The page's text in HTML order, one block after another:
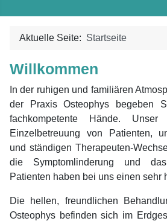
Aktuelle Seite: Startseite
Willkommen
In der ruhigen und familiären
der Praxis Osteophys begeben
fachkompetente Hände.
Einzelbetreuung von Patienten,
und ständigen Therapeuten-
die Symptomlinderung und
Patienten haben bei uns einen sehr
Die hellen, freundlichen
Osteophys befinden sich im